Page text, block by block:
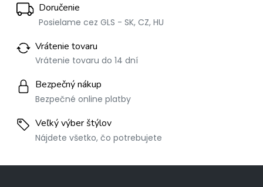
Doručenie
Posielame cez GLS - SK, CZ, HU
Vrátenie tovaru
Vrátenie tovaru do 14 dní
Bezpečný nákup
Bezpečné online platby
Veľký výber štýlov
Nájdete všetko, čo potrebujete